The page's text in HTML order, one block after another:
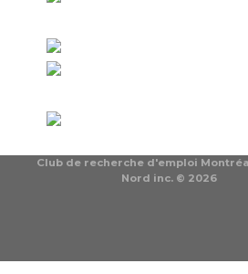
Club de recherche d'emploi
Nord inc. © 2026